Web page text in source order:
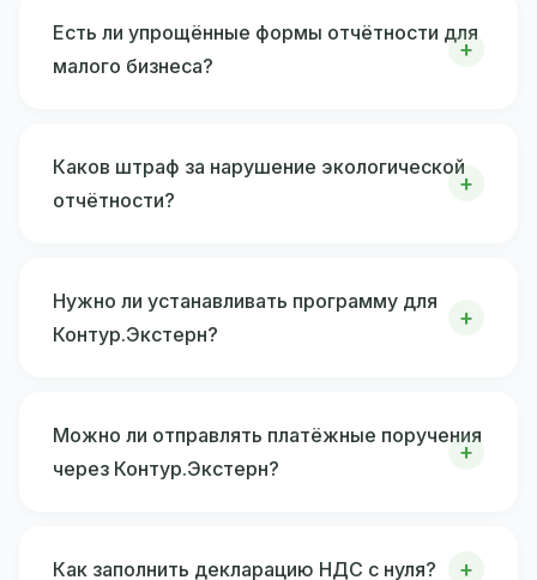
Есть ли упрощённые формы отчётности для
малого бизнеса?
Каков штраф за нарушение экологической
отчётности?
Нужно ли устанавливать программу для
Контур.Экстерн?
Можно ли отправлять платёжные поручения
через Контур.Экстерн?
Как заполнить декларацию НДС с нуля?